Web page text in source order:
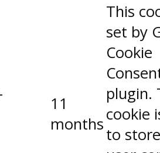
11
months
This
set by
Cookie
plugin.
cookie
to